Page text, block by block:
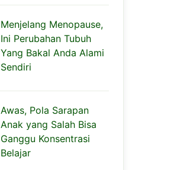
Menjelang Menopause,
Ini Perubahan Tubuh
Yang Bakal Anda Alami
Sendiri
Awas, Pola Sarapan
Anak yang Salah Bisa
Ganggu Konsentrasi
Belajar